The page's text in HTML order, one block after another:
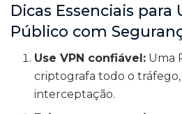
Dicas Essenciais para
Público com
Use VPN confiável: Uma
criptografa todo o
interceptação.